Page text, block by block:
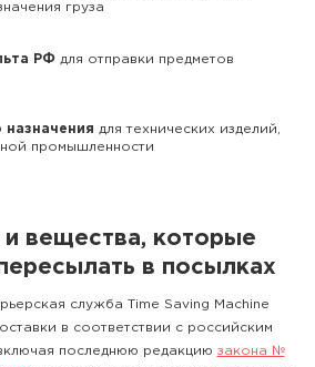
груза
РФ для отправки предметов
назначения для технических изделий,
промышленности
вещества, которые
в посылках
служба Time Saving Machine
в соответствии с российским
последнюю редакцию закона №